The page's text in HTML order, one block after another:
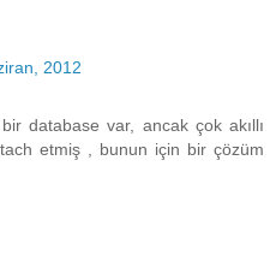
2012
database var, ancak çok akıllı
etmiş , bunun için bir çözüm